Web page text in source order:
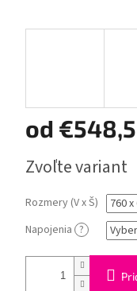
od
cena:
Zvoľte variant
Rozmery (V x Š)
Napojenia ?